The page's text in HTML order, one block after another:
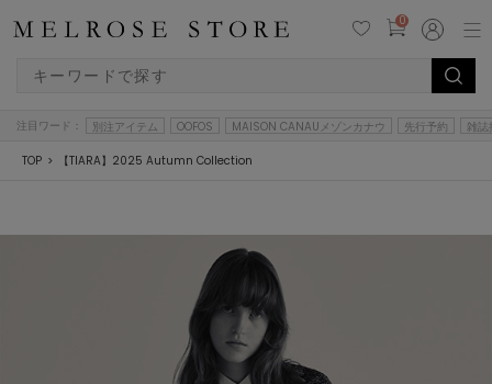
0
注目ワード： 別注アイテム OOFOS MAISON CANAUメゾンカナウ 先行予約 雑誌
TOP 【TIARA】2025 Autumn Collection